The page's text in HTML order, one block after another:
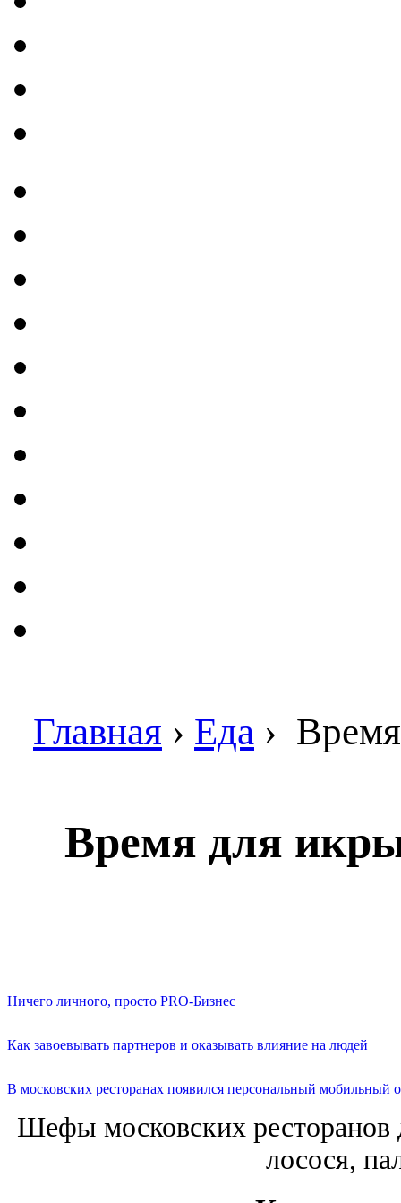
Главная › Еда ›
Время для
Ничего личного, просто PRO-Бизнес
Как завоевывать партнеров и оказывать влияние на людей
В московских ресторанах появился персональный мобильный
Шефы московских ресторанов
лосося,